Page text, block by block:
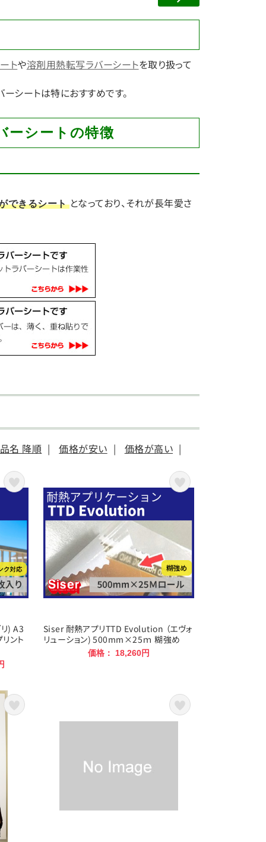
トや溶剤用熱転写ラバーシートを取り扱って
シートは特におすすめです。
ーシートの特徴
できるシート となっており、それが長年愛さ
名 降順 | 価格が安い | 価格が高い |
) A3
ント
Siser 耐熱アプリTTD Evolution （エヴォ
リューション) 500mm×25ｍ 糊強め
価格： 18,260円